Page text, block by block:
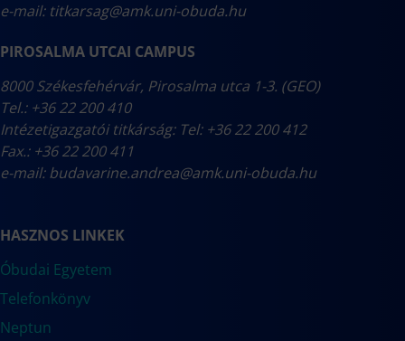
e-mail: titkarsag@amk.uni-obuda.hu
PIROSALMA UTCAI CAMPUS
8000 Székesfehérvár, Pirosalma utca 1-3. (GEO)
Tel.: +36 22 200 410
Intézetigazgatói titkárság: Tel: +36 22 200 412
Fax.: +36 22 200 411
e-mail:budavarine.andrea@amk.uni-obuda.hu
HASZNOS LINKEK
Óbudai Egyetem
Telefonkönyv
Neptun